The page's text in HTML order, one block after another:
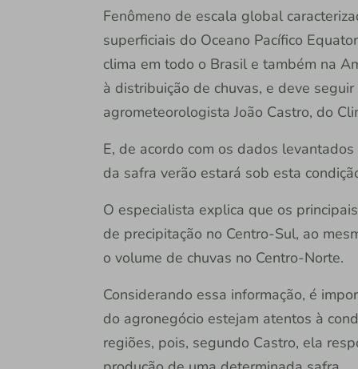
Fenômeno de escala global
superficiais do Oceano Pacífico
clima em todo o Brasil e também na
à distribuição de chuvas, e deve
agrometeorologista João Castro, do
E, de acordo com os dados
da safra verão estará sob esta
O especialista explica que os
de precipitação no Centro-Sul, ao
o volume de chuvas no Centro-Norte.
Considerando essa informação, é
do agronegócio estejam atentos à
regiões, pois, segundo Castro, ela